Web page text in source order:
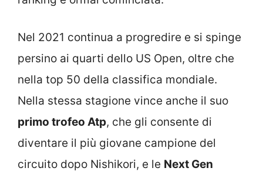
Nel 2021 continua a progredire e si spinge
persino ai quarti dello US Open, oltre che
nella top 50 della classifica mondiale.
Nella stessa stagione vince anche il suo
primo trofeo Atp, che gli consente di
diventare il più giovane campione del
circuito dopo Nishikori, e le Next Gen